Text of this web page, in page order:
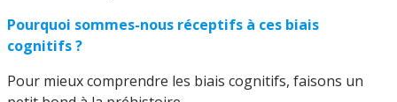
Pourquoi sommes-nous réceptifs à ces biais
cognitifs ?
Pour mieux comprendre les biais cognitifs, faisons un